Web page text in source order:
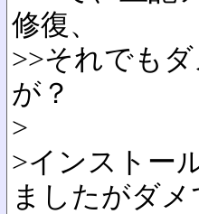
修復、
>>それでも
が？
>
>インストー
ましたがダメ